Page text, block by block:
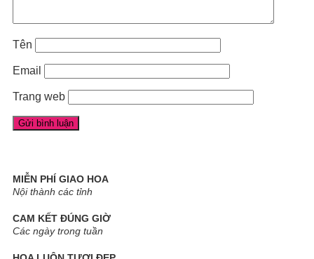
Tên
Email
Trang web
MIỄN PHÍ GIAO HOA
Nội thành các tỉnh
CAM KẾT ĐÚNG GIỜ
Các ngày trong tuần